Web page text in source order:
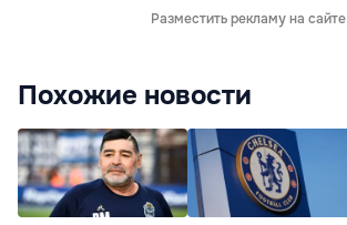
Разместить рекламу на сайте
Похожие новости